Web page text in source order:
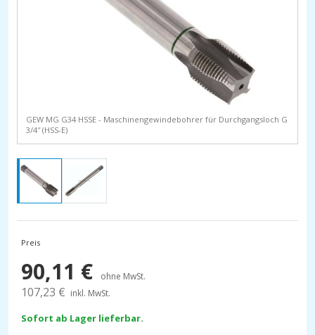
GEW MG G34 HSSE - Maschinengewindebohrer für Durchgangsloch G
3/4″ (HSS-E)
Preis
90,11 € ohne MwSt.
107,23 € inkl. MwSt.
Sofort ab Lager lieferbar.